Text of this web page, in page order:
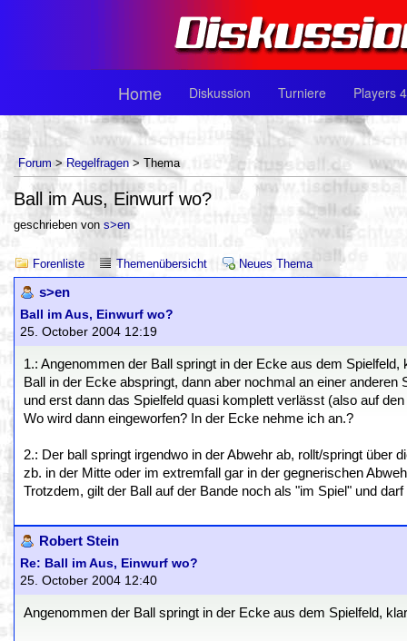
Home Diskussion Turniere Players
Forum > Regelfragen > Thema
Ball im Aus, Einwurf wo?
geschrieben von s>en
Forenliste Themenübersicht Neues Thema
s>en
Ball im Aus, Einwurf wo?
25. October 2004 12:19
1.: Angenommen der Ball springt in der Ecke aus dem
Ball in der Ecke abspringt, dann aber nochmal an einer
und erst dann das Spielfeld quasi komplett verlässt (also auf
Wo wird dann eingeworfen? In der Ecke nehme ich an.?
2.: Der ball springt irgendwo in der Abwehr ab, rollt/springt über
zb. in der Mitte oder im extremfall gar in der gegnerischen
Trotzdem, gilt der Ball auf der Bande noch als "im Spiel" und
Robert Stein
Re: Ball im Aus, Einwurf wo?
25. October 2004 12:40
Angenommen der Ball springt in der Ecke aus dem Spielfeld,